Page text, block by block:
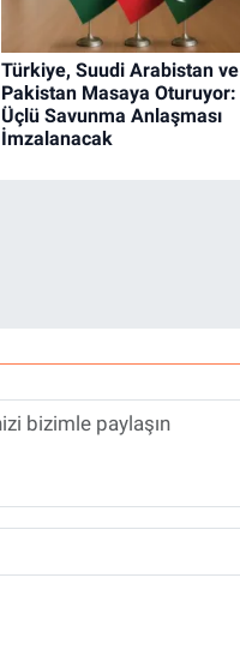
Türkiye, Suudi Arabistan ve
Pakistan Masaya Oturuyor:
Üçlü Savunma Anlaşması
İmzalanacak